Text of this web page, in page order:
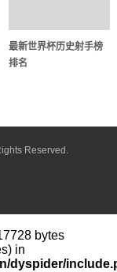
最新世界杯历史射手榜
排名
Reserved.
bytes
in
dyspider/